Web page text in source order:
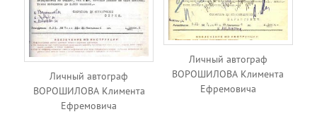
Личный автограф
ВОРОШИЛОВА Климента
Ефремовича
Личный автограф
ВОРОШИЛОВА Климента
Ефремовича